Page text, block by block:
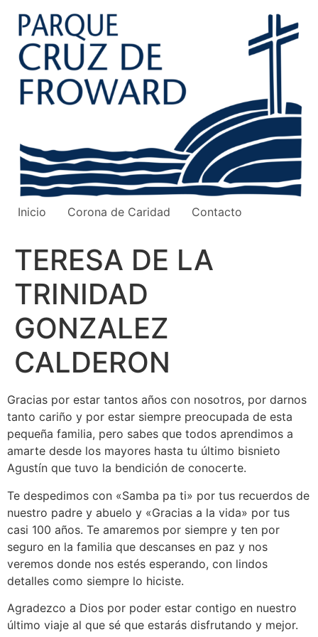
contenido
Inicio Corona de Caridad Contacto
TERESA DE LA
TRINIDAD
GONZALEZ
CALDERON
Gracias por estar tantos años con nosotros, por darnos
tanto cariño y por estar siempre preocupada de esta
pequeña familia, pero sabes que todos aprendimos a
amarte desde los mayores hasta tu último bisnieto
Agustín que tuvo la bendición de conocerte.
Te despedimos con «Samba pa ti» por tus recuerdos de
nuestro padre y abuelo y «Gracias a la vida» por tus
casi 100 años. Te amaremos por siempre y ten por
seguro en la familia que descanses en paz y nos
veremos donde nos estés esperando, con lindos
detalles como siempre lo hiciste.
Agradezco a Dios por poder estar contigo en nuestro
último viaje al que sé que estarás disfrutando y mejor.